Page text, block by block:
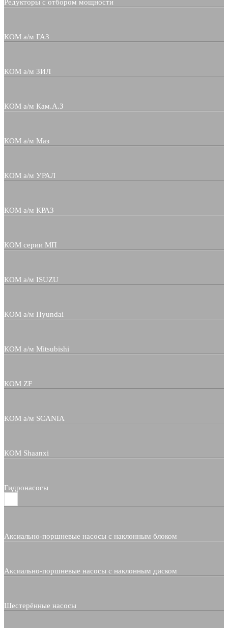
Редукторы с отбором мощности
КОМ а/м ГАЗ
КОМ а/м ЗИЛ
КОМ а/м Кам.А.З
КОМ а/м Маз
КОМ а/м УРАЛ
КОМ а/м КРАЗ
КОМ серии МП
КОМ а/м ISUZU
КОМ а/м Hyundai
КОМ а/м Mitsubishi
КОМ ZF
КОМ а/м SCANIA
КОМ Shaanxi
Гидронасосы
Аксиально-поршневые насосы с наклонным блоком
Аксиально-поршневые насосы с наклонным диском
Шестерённые насосы